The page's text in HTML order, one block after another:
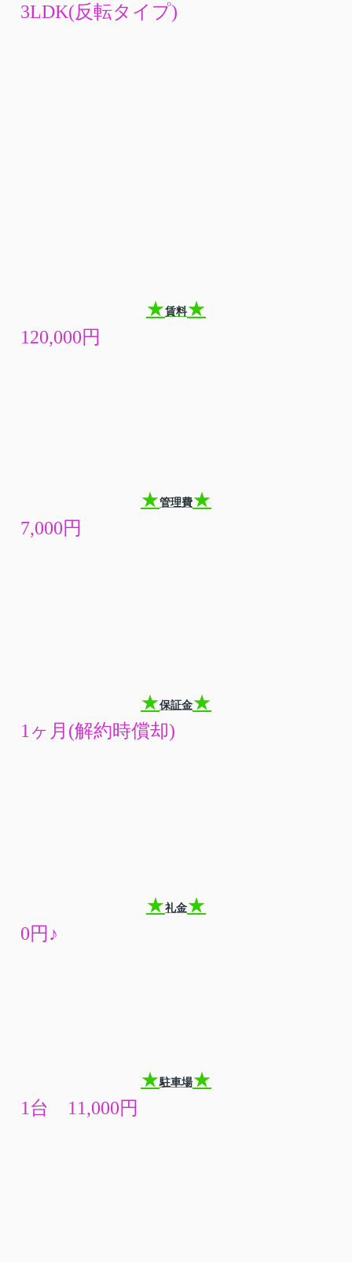
3LDK(反転タイプ)
★賃料★
120,000円
★管理費★
7,000円
★保証金★
1ヶ月(解約時償却)
★礼金★
0円♪
★駐車場★
1台 11,000円